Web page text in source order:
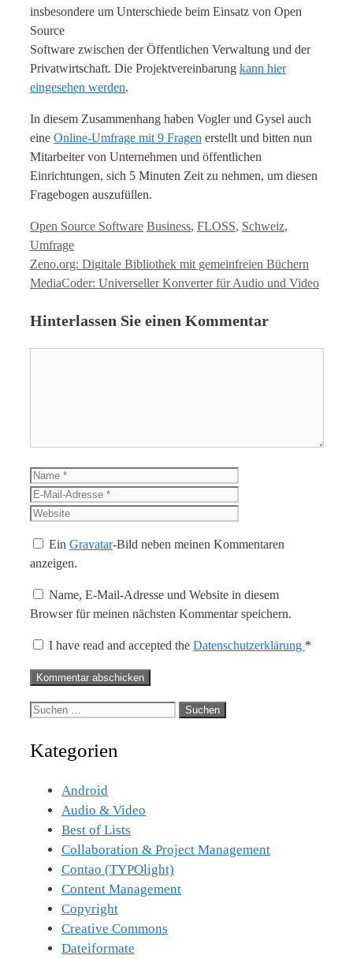
insbesondere um Unterschiede beim Einsatz von Open
Source
Software zwischen der Öffentlichen Verwaltung und der
Privatwirtschaft. Die Projektvereinbarung kann hier
eingesehen werden.
In diesem Zusammenhang haben Vogler und Gysel auch
eine Online-Umfrage mit 9 Fragen erstellt und bitten nun
Mitarbeiter von Unternehmen und öffentlichen
Einrichtungen, sich 5 Minuten Zeit zu nehmen, um diesen
Fragebogen auszufüllen.
Kategorien
Open Source Software Tags
Business, FLOSS, Schweiz,
Umfrage
Zeno.org: Digitale Bibliothek mit gemeinfreien Büchern
MediaCoder: Universeller Konverter für Audio und Video
Hinterlassen Sie einen Kommentar
Name
EinGravatar-Bild neben meinen Kommentaren
anzeigen.
Name, E-Mail-Adresse und Website in diesem
Browser für meinen nächsten Kommentar speichern.
I have read and accepted the Datenschutzerklärung *
Suche
Kategorien
Android
Audio & Video
Best of Lists
Collaboration & Project Management
Contao (TYPOlight)
Content Management
Copyright
Creative Commons
Dateiformate